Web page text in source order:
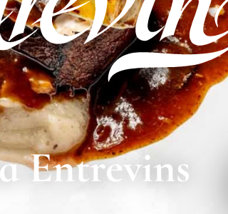
Entrevins